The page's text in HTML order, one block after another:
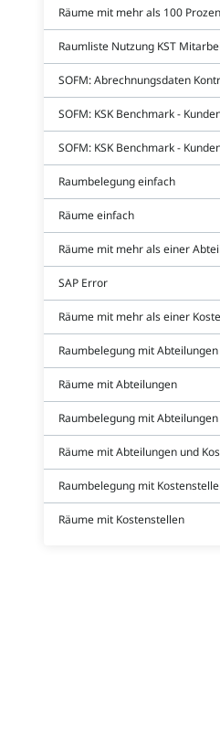
Räume mit mehr als 100
Raumliste Nutzung KST
SOFM: Abrechnungsdaten
SOFM: KSK Benchmark -
SOFM: KSK Benchmark -
Raumbelegung einfach
Räume einfach
Räume mit mehr als einer
SAP Error
Räume mit mehr als einer
Raumbelegung mit Abteilungen
Räume mit Abteilungen
Raumbelegung mit
Räume mit Abteilungen und
Raumbelegung mit
Räume mit Kostenstellen